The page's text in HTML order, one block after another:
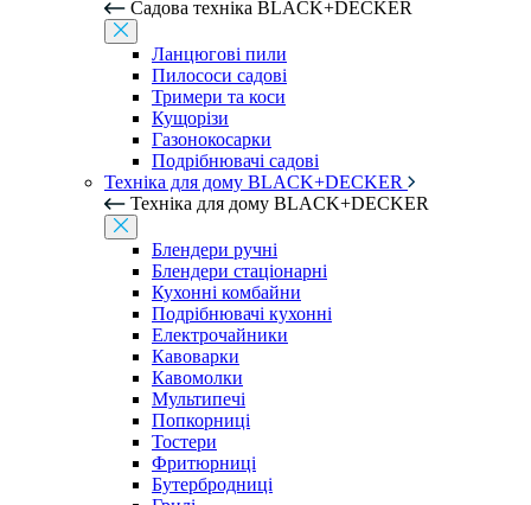
Садова техніка BLACK+DECKER
Ланцюгові пили
Пилососи садові
Тримери та коси
Кущорізи
Газонокосарки
Подрібнювачі садові
Техніка для дому BLACK+DECKER
Техніка для дому BLACK+DECKER
Блендери ручні
Блендери стаціонарні
Кухонні комбайни
Подрібнювачі кухонні
Електрочайники
Кавоварки
Кавомолки
Мультипечі
Попкорниці
Тостери
Фритюрниці
Бутербродниці